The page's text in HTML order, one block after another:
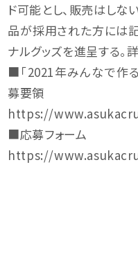
ド可能とし、販売はしな
品が採用された方には
ナルグッズを進呈する。
■「2021年みんなで作
募要領
https://
■応募フォーム
https://